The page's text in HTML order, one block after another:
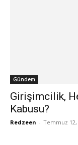
Gündem
Girişimcilik,
Kabusu?
Redzeen - Temmuz 12,